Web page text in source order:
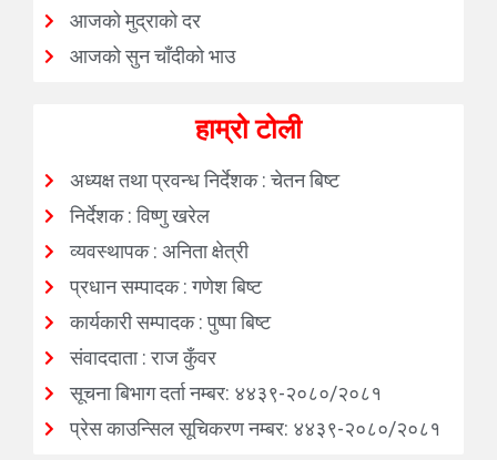
आजको मुद्राको दर
आजको सुन चाँदीको भाउ
हाम्रो टोली
अध्यक्ष तथा प्रवन्ध निर्देशक : चेतन बिष्ट
निर्देशक : विष्णु खरेल
व्यवस्थापक : अनिता क्षेत्री
प्रधान सम्पादक : गणेश बिष्ट
कार्यकारी सम्पादक : पुष्पा बिष्ट
संवाददाता : राज कुँवर
सूचना बिभाग दर्ता नम्बर: ४४३९-२०८०/२०८१
प्रेस काउन्सिल सूचिकरण नम्बर: ४४३९-२०८०/२०८१